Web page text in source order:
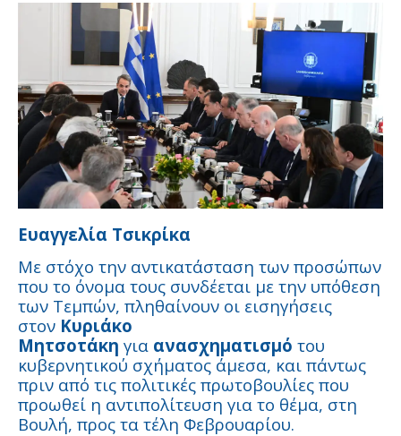
Ευαγγελία Τσικρίκα
Με στόχο την αντικατάσταση των προσώπων
που το όνομα τους συνδέεται με την υπόθεση
των Τεμπών, πληθαίνουν οι εισηγήσεις
στον Κυριάκο
Μητσοτάκη για ανασχηματισμό του
κυβερνητικού σχήματος άμεσα, και πάντως
πριν από τις πολιτικές πρωτοβουλίες που
προωθεί η αντιπολίτευση για το θέμα, στη
Βουλή, προς τα τέλη Φεβρουαρίου.